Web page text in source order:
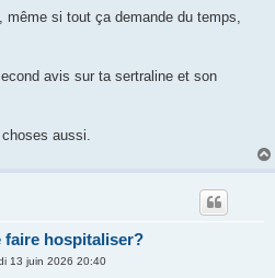
même si tout ça demande du temps,
avis sur ta sertraline et son
aussi.
faire hospitaliser?
13 juin 2026 20:40